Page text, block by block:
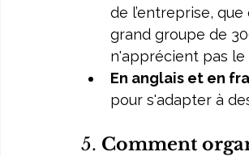
de l’entreprise,
grand groupe de
n'apprécient pas le
En anglais et en
pour s'adapter à
5. Comment